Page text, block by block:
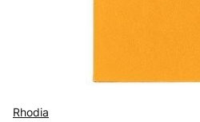
Rhodia